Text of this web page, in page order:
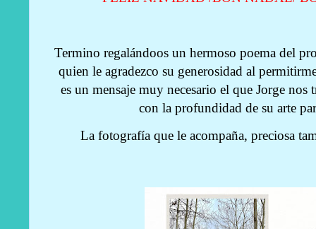
Termino regalándoos un hermoso poema del
quien le agradezco su generosidad al
es un mensaje muy necesario el que Jorge
con la profundidad de su arte
La fotografía que le acompaña, preciosa